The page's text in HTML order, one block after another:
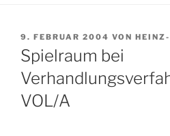
VERÖFFENTLICHT
AM
9. FEBRUAR 2004 VON
Spielraum bei
VOL/A